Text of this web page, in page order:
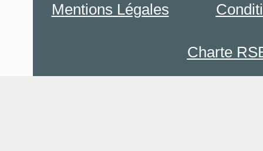
Mentions Légales
Charte